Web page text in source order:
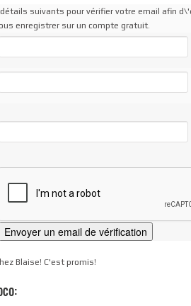
suivants pour vérifier votre email afin
enregistrer sur un compte gratuit.
Blaise! C'est promis!